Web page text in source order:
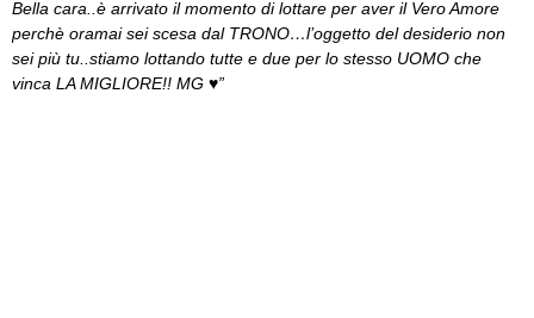
Bella cara..è arrivato il momento di lottare per aver il Vero Amore
perchè oramai sei scesa dal TRONO…l’oggetto del desiderio non
sei più tu..stiamo lottando tutte e due per lo stesso UOMO che
vinca LA MIGLIORE!! MG ♥”